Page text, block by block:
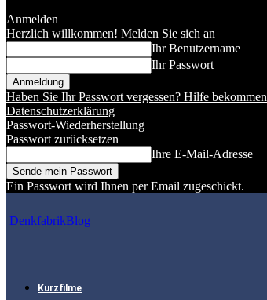
Anmelden
Herzlich willkommen! Melden Sie sich an
Ihr Benutzername
Ihr Passwort
Haben Sie Ihr Passwort vergessen? Hilfe bekommen
Datenschutzerklärung
Passwort-Wiederherstellung
Passwort zurücksetzen
Ihre E-Mail-Adresse
Ein Passwort wird Ihnen per Email zugeschickt.
DenkfabrikBlog
Kurzfilme